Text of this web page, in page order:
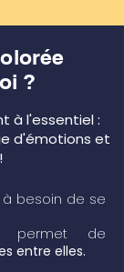
?
à l'essentiel :
d'émotions et
besoin de se
permet de
entre elles.